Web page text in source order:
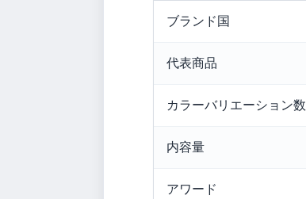
ブランド国
代表商品
カラーバリエーション数
内容量
アワード